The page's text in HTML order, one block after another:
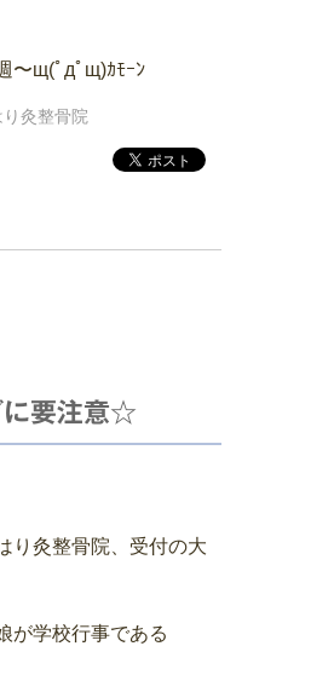
〜щ(ﾟдﾟщ)ｶﾓｰﾝ
灸整骨院
に要注意☆
り灸整骨院、受付の大
が学校行事である